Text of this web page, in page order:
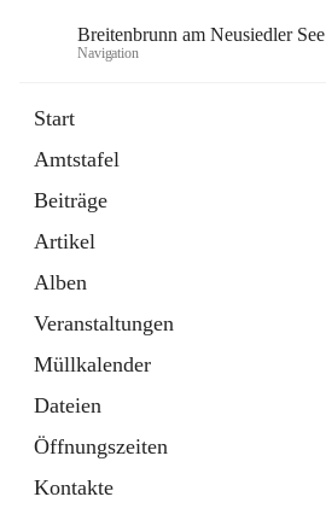
Breitenbrunn am Neusiedler See
Navigation
Start
Amtstafel
Beiträge
Artikel
Alben
Veranstaltungen
Müllkalender
Dateien
Öffnungszeiten
Kontakte
18 Schnellzugriffe
Gemeindeservice